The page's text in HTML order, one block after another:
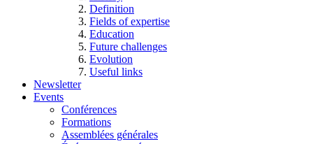
Definition
Fields of expertise
Education
Future challenges
Evolution
Useful links
Newsletter
Events
Conférences
Formations
Assemblées générales